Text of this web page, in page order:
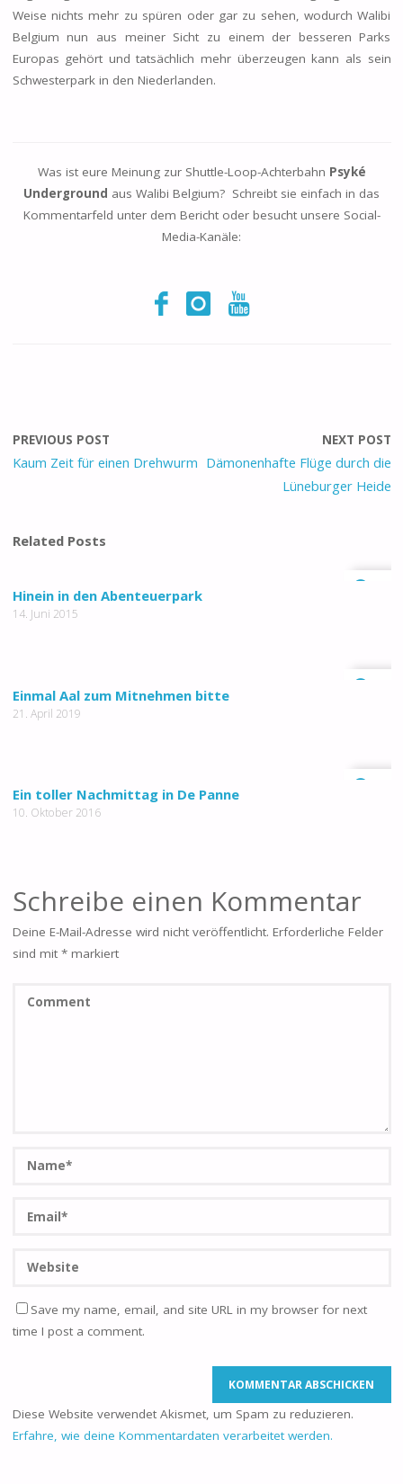
Weise nichts mehr zu spüren oder gar zu sehen, wodurch Walibi
Belgium nun aus meiner Sicht zu einem der besseren Parks
Europas gehört und tatsächlich mehr überzeugen kann als sein
Schwesterpark in den Niederlanden.
Was ist eure Meinung zur Shuttle-Loop-Achterbahn Psyké
Underground aus Walibi Belgium? Schreibt sie einfach in das
Kommentarfeld unter dem Bericht oder besucht unsere Social-
Media-Kanäle:
PREVIOUS POST
Kaum Zeit für einen Drehwurm
NEXT POST
Dämonenhafte Flüge durch die
Lüneburger Heide
Related Posts
Hinein in den Abenteuerpark
14. Juni 2015
Einmal Aal zum Mitnehmen bitte
21. April 2019
Ein toller Nachmittag in De Panne
10. Oktober 2016
Schreibe einen Kommentar
Deine E-Mail-Adresse wird nicht veröffentlicht. Erforderliche Felder
sind mit *markiert
Save my name, email, and site URL in my browser for next
time I post a comment.
Diese Website verwendet Akismet, um Spam zu reduzieren.
Erfahre, wie deine Kommentardaten verarbeitet werden.